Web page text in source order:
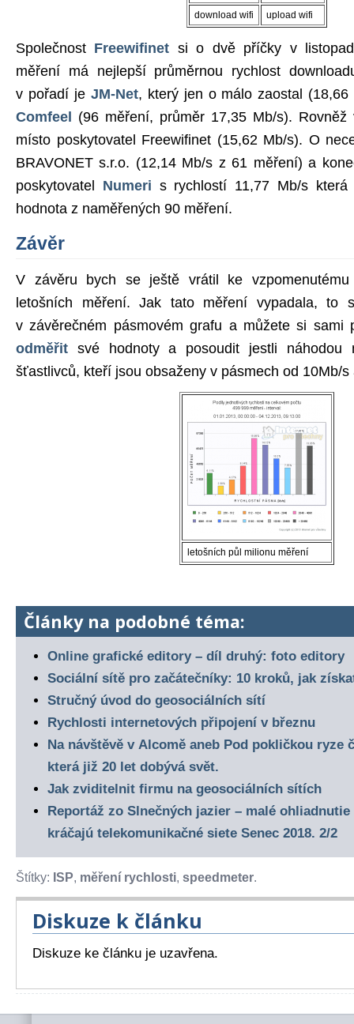
download wifi upload wifi
Společnost Freewifinet si o dvě příčky v
měření má nejlepší průměrnou rychlost
v pořadí jeJM-Net, který jen o málo zaostal
Comfeel (96 měření, průměr 17,35 Mb/s).
místo poskytovatel Freewifinet (15,62 Mb/s). O
BRAVONET s.r.o. (12,14 Mb/s z 61 měření) a
poskytovatel Numeri s rychlostí 11,77 Mb/s která
hodnota z naměřených 90 měření.
Závěr
V závěru bych se ještě vrátil ke
letošních měření. Jak tato měření vypadala, to
v závěrečném pásmovém grafu a můžete si sami
odměřit své hodnoty a posoudit jestli náhodou
šťastlivců, kteří jsou obsaženy v pásmech od 10Mb/s
letošních půl milionu měření
Články na podobné téma:
Online grafické editory – díl druhý: foto editory
Sociální sítě pro začátečníky: 10 kroků, jak
Stručný úvod do geosociálních sítí
Rychlosti internetových připojení v březnu
Na návštěvě v Alcomě aneb Pod pokličkou ryze
která již 20 let dobývá svět.
Jak zviditelnit firmu na geosociálních sítích
Reportáž zo Slnečných jazier – malé
kráčajú telekomunikačné siete Senec 2018. 2/2
Štítky: ISP, měření rychlosti, speedmeter.
Diskuze k článku
Diskuze ke článku je uzavřena.